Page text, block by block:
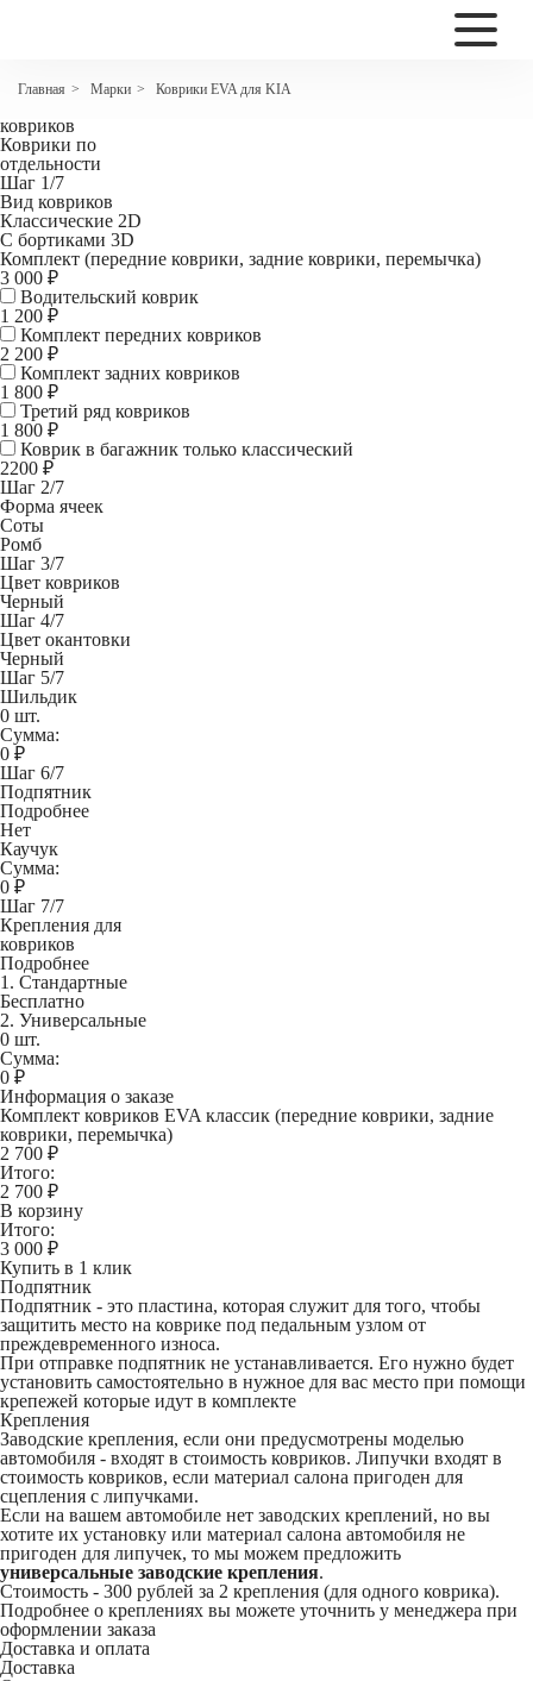
Главная > Марки > Коврики EVA для KIA
Коврики EVA для KIA Ceed I coupe
ковриков
Коврики по
отдельности
Шаг 1/7
Вид ковриков
Классические 2D
С бортиками 3D
Комплект (передние коврики, задние коврики, перемычка)
3 000 ₽
Водительский коврик
1 200 ₽
Комплект передних ковриков
2 200 ₽
Комплект задних ковриков
1 800 ₽
Третий ряд ковриков
1 800 ₽
Коврик в багажник только классический
2200 ₽
Шаг 2/7
Форма ячеек
Соты
Ромб
Шаг 3/7
Цвет ковриков
Черный
Шаг 4/7
Цвет окантовки
Черный
Шаг 5/7
Шильдик
0 шт.
Сумма:
0 ₽
Шаг 6/7
Подпятник
Подробнее
Нет
Каучук
Сумма:
0 ₽
Шаг 7/7
Крепления для
ковриков
Подробнее
1. Стандартные
Бесплатно
2. Универсальные
0 шт.
Сумма:
0 ₽
Информация о заказе
Комплект ковриков EVA классик (передние коврики, задние
коврики, перемычка)
2 700 ₽
Итого:
2 700 ₽
В корзину
Итого:
3 000 ₽
Купить в 1 клик
Подпятник
Подпятник - это пластина, которая служит для того, чтобы
защитить место на коврике под педальным узлом от
преждевременного износа.
При отправке подпятник не устанавливается. Его нужно будет
установить самостоятельно в нужное для вас место при помощи
крепежей которые идут в комплекте
Крепления
Заводские крепления, если они предусмотрены моделью
автомобиля - входят в стоимость ковриков. Липучки входят в
стоимость ковриков, если материал салона пригоден для
сцепления с липучками.
Если на вашем автомобиле нет заводских креплений, но вы
хотите их установку или материал салона автомобиля не
пригоден для липучек, то мы можем предложить
универсальные заводские крепления.
Стоимость - 300 рублей за 2 крепления (для одного коврика).
Подробнее о креплениях вы можете уточнить у менеджера при
оформлении заказа
Доставка и оплата
Доставка